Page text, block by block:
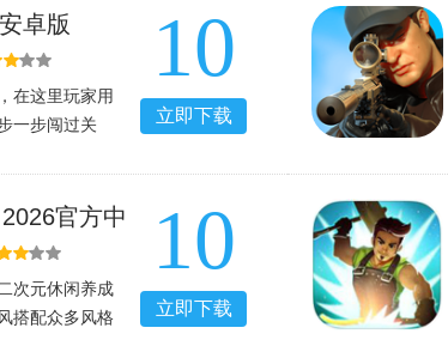
解决
卓版
在这里玩家用
一步闯过关
游戏中玩
10
立即下载
官方中
次元休闲养成
搭配众多风格
10
立即下载